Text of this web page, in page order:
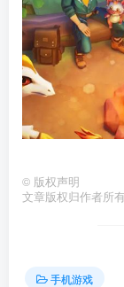
© 版权声明
文章版权归作者所
手机游戏